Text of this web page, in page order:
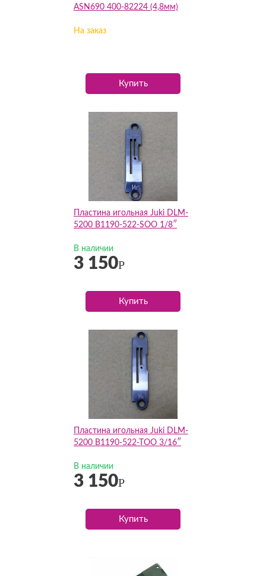
ASN690 400-82224 (4,8мм)
На заказ
Купить
Пластина игольная Juki DLM-
5200 B1190-522-SOO 1/8″
В наличии
3 150Р
Купить
Пластина игольная Juki DLM-
5200 B1190-522-TOO 3/16″
В наличии
3 150Р
Купить